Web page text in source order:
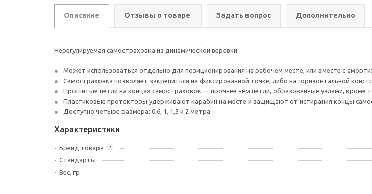
Описание Отзывы о товаре Задать вопрос Дополнительно
Нерегулируемая самостраховка из динамической веревки.
Может использоваться отдельно для позиционирования на рабочем месте, или вместе с
Самостраховка позволяет закрепиться на фиксированной точке, либо на горизонтальной
Прошитые петли на концах самостраховок — прочнее чем петли, образованные узлами, кроме
Пластиковые протекторы удерживают карабин на месте и защищают от истирания концы
Доступно четыре размера: 0,6, 1, 1,5 и 2 метра.
Характеристики
?
Бренд товара
Стандарты
Вес, гр